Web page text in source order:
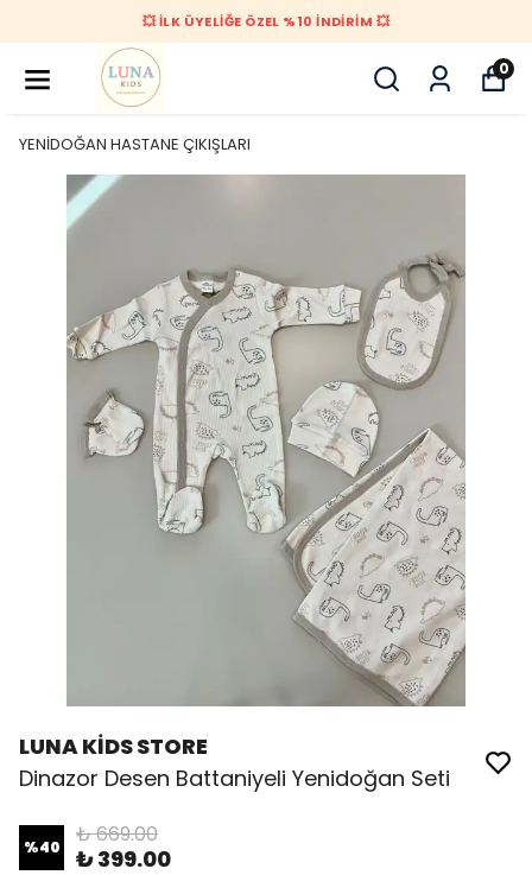
💥 İLK ÜYELİĞE ÖZEL %10 İNDİRİM 💥
0
YENİDOĞAN HASTANE ÇIKIŞLARI
LUNA KİDS STORE
Dinazor Desen Battaniyeli Yenidoğan Seti
%40 ₺ 669.00
₺ 399.00